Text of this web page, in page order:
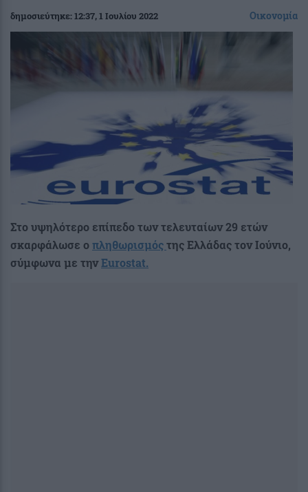
δημοσιεύτηκε:12:37, 1 Ιουλίου 2022 Οικονομία
Στο υψηλότερο επίπεδο των τελευταίων 29 ετών
σκαρφάλωσε οπληθωρισμόςτης Ελλάδας τον Ιούνιο,
σύμφωνα με τηνEurostat.